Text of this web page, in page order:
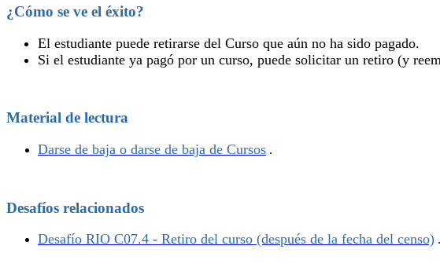
¿Cómo se ve el éxito?
El estudiante puede retirarse del Curso que aún no ha sido pagado.
Si el estudiante ya pagó por un curso, puede solicitar un retiro (y
Material de lectura
Darse de baja o darse de baja de Cursos ‍.
Desafíos relacionados
Desafío RIO C07.4 - Retiro del curso (después de la fecha del censo) .